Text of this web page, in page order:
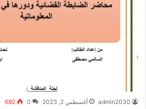
admin2030 أغسطس 2, 2023 0
692